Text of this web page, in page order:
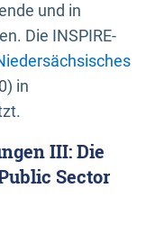
und in
Die INSPIRE-
in
III: Die
Sector